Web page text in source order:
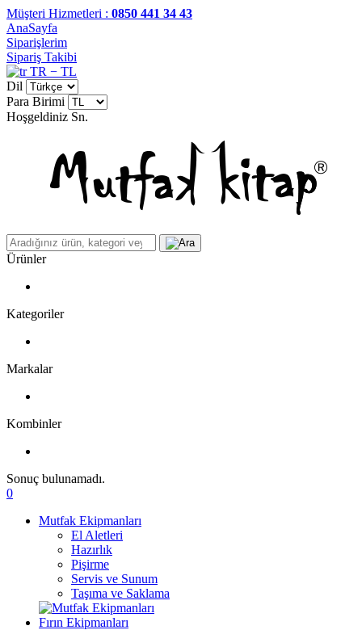
Müşteri Hizmetleri : 0850 441 34 43
AnaSayfa
Siparişlerim
Sipariş Takibi
TR − TL
Dil
Para Birimi
Hoşgeldiniz Sn.
Ürünler
Kategoriler
Markalar
Kombinler
Sonuç bulunamadı.
0
Mutfak Ekipmanları
El Aletleri
Hazırlık
Pişirme
Servis ve Sunum
Taşıma ve Saklama
Fırın Ekipmanları